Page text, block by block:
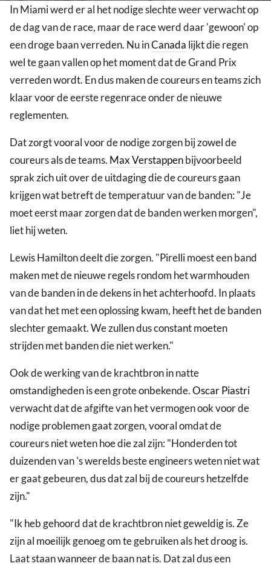
In Miami werd er al het nodige slechte weer verwacht op
de dag van de race, maar de race werd daar 'gewoon' op
een droge baan verreden. Nu inCanada lijkt die regen
wel te gaan vallen op het moment dat de Grand Prix
verreden wordt. En dus maken de coureurs en teams zich
klaar voor de eerste regenrace onder de nieuwe
reglementen.
Dat zorgt vooral voor de nodige zorgen bij zowel de
coureurs als de teams. Max Verstappenbijvoorbeeld
sprak zich uit over de uitdaging die de coureurs gaan
krijgen wat betreft de temperatuur van de banden: "Je
moet eerst maar zorgen dat de banden werken morgen",
liet hij weten.
Lewis Hamilton deelt die zorgen. "Pirelli moest een band
maken met de nieuwe regels rondom het warmhouden
van de banden in de dekens in het achterhoofd. In plaats
van dat het met een oplossing kwam, heeft het de banden
slechter gemaakt. We zullen dus constant moeten
strijden met banden die niet werken."
Ook de werking van de krachtbron in natte
omstandigheden is een grote onbekende.Oscar Piastri
verwacht dat de afgifte van het vermogen ook voor de
nodige problemen gaat zorgen, vooral omdat de
coureurs niet weten hoe die zal zijn: "Honderden tot
duizenden van 's werelds beste engineers weten niet wat
er gaat gebeuren, dus dat zal bij de coureurs hetzelfde
zijn."
"Ik heb gehoord dat de krachtbron niet geweldig is. Ze
zijn al moeilijk genoeg om te gebruiken als het droog is.
Laat staan wanneer de baan nat is. Dat zal dus een